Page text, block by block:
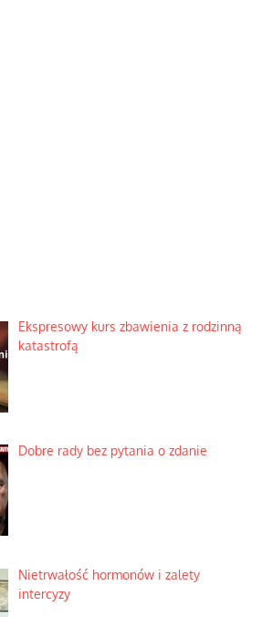
Ekspresowy kurs zbawienia z rodzinną
katastrofą
Dobre rady bez pytania o zdanie
Nietrwałość hormonów i zalety
intercyzy